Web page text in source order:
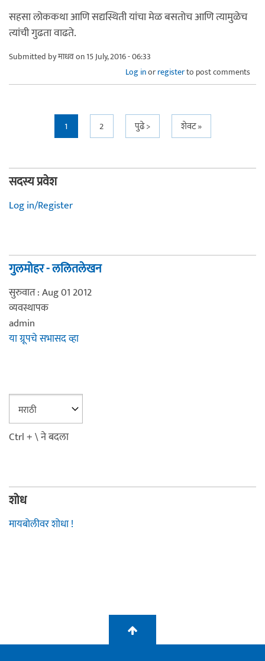
सहसा लोककथा आणि सद्यस्थिती यांचा मेळ बसतोच आणि त्यामुळेच
त्यांची गुढता वाढते.
Submitted byमाधवon 15 July, 2016 - 06:33
Log inorregisterto post comments
1 2 पुढे > शेवट »
सदस्य प्रवेश
Log in/Register
गुलमोहर - ललितलेखन
सुरुवात : Aug 01 2012
व्यवस्थापक
admin
या ग्रूपचे सभासद व्हा
Ctrl + \ ने बदला
शोध
मायबोलीवर शोधा !